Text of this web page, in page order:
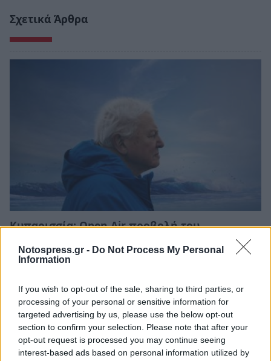
Notospress.gr - Do Not Process My Personal
Information
If you wish to opt-out of the sale, sharing to third parties, or
processing of your personal or sensitive information for
targeted advertising by us, please use the below opt-out
section to confirm your selection. Please note that after your
opt-out request is processed you may continue seeing
interest-based ads based on personal information utilized by
Σχετικά Άρθρα
Κυπαρισσία: Open Air προβολή του
βραβευμένου ντοκιμαντέρ «Ocean with David
Attenborough»